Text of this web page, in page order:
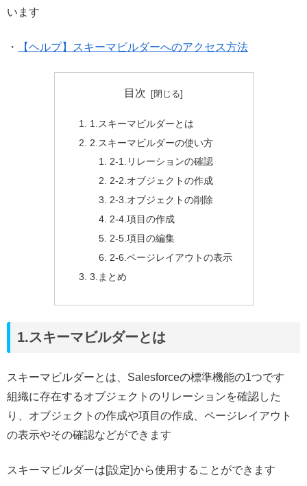
います
・ 【ヘルプ】スキーマビルダーへのアクセス方法
目次
1.スキーマビルダーとは
2.スキーマビルダーの使い方
2-1.リレーションの確認
2-2.オブジェクトの作成
2-3.オブジェクトの削除
2-4.項目の作成
2-5.項目の編集
2-6.ページレイアウトの表示
3.まとめ
1.スキーマビルダーとは
スキーマビルダーとは、Salesforceの標準機能の1つです
組織に存在するオブジェクトのリレーションを確認した
り、オブジェクトの作成や項目の作成、ページレイアウト
の表示やその確認などができます
スキーマビルダーは[設定]から使用することができます